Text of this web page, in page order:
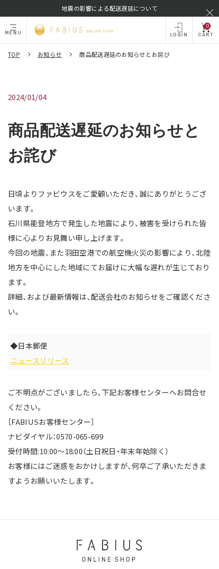
地震の影響による配送遅延について
MENU LOGIN
0
CART
TOP お知らせ 商品配送遅延のお知らせとお詫び
2024/01/04
商品配送遅延のお知らせと
お詫び
日頃よりファビウスをご愛顧いただき、誠にありがとうござ
います。
石川県能登地方で発生した地震により、被害を受けられた皆
様に心よりお見舞い申し上げます。
今回の地震、また羽田空港での航空機火災の影響により、北陸
地方を中心にした地域にてお届けに大幅な遅れが生じており
ます。
詳細、および最新情報は、配送会社のお知らせをご確認くださ
い。
◆日本郵便
ニュースリリース
ご不明点がございましたら、下記お客様センターへお問合せ
ください。
［FABIUSお客様センター］
ナビダイヤル：0570-065-699
受付時間:10:00～18:00（土日祝日・年末年始除く）
お客様にはご迷惑をおかけしますが、何卒ご了承いただきま
すようお願いいたします。